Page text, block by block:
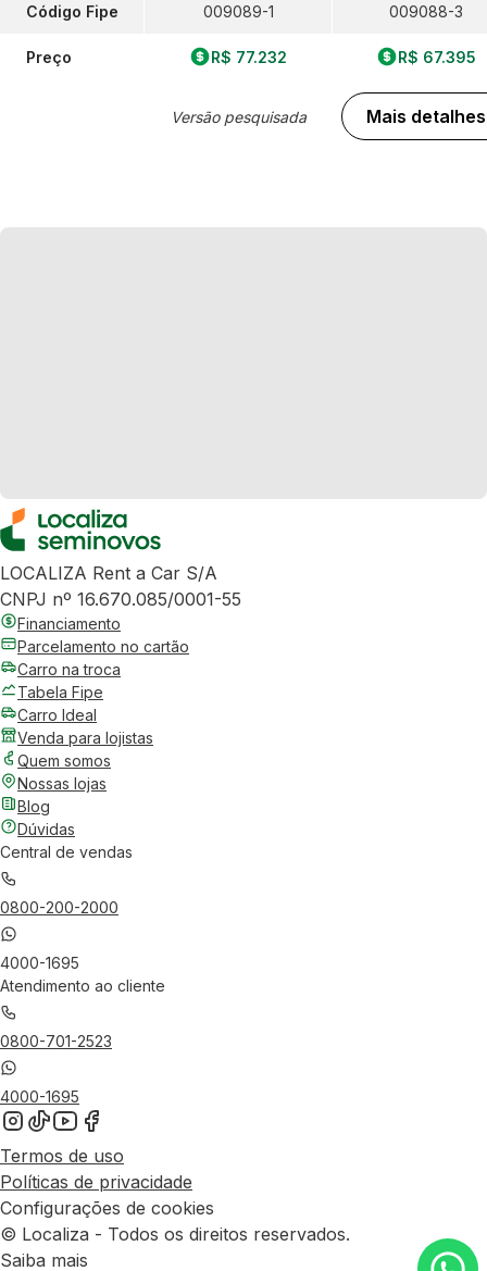
Código Fipe
Preço
009089-1
R$ 77.232
Versão pesquisada
009088-3
R$ 67.395
Mais detalhes
LOCALIZA Rent a Car S/A
CNPJ nº 16.670.085/0001-55
Financiamento
Parcelamento no cartão
Carro na troca
Tabela Fipe
Carro Ideal
Venda para lojistas
Quem somos
Nossas lojas
Blog
Dúvidas
Central de vendas
0800-200-2000
4000-1695
Atendimento ao cliente
0800-701-2523
4000-1695
Termos de uso
Políticas de privacidade
Configurações de cookies
© Localiza - Todos os direitos reservados.
Saiba mais